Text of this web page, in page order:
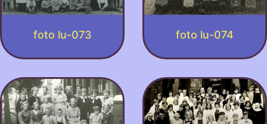
foto lu-073 foto lu-074